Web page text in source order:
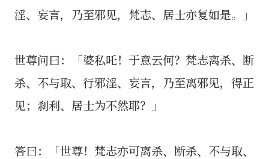
淫、妄言，乃至邪见，梵志、居士亦复如是。」
世尊问曰：「婆私吒！于意云何？梵志离杀、断
杀、不与取、行邪淫、妄言，乃至离邪见，得正
见；刹利、居士为不然耶？」
答曰：「世尊！梵志亦可离杀、断杀、不与取、